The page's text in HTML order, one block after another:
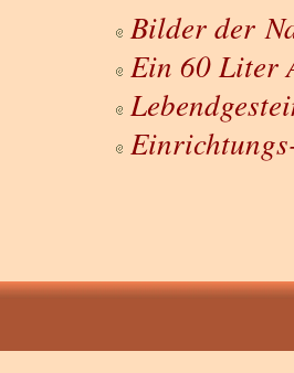
Bilder der
Ein 60 Liter